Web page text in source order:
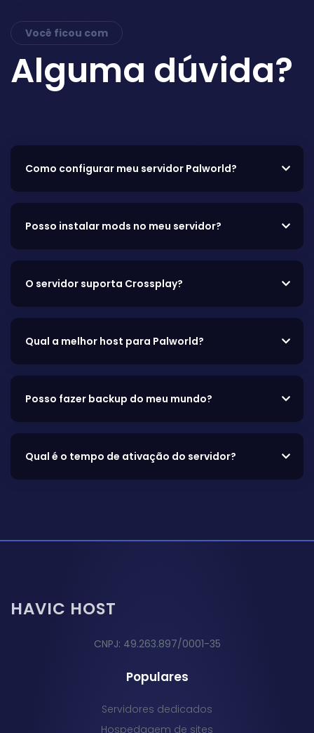
Você ficou com
Alguma dúvida?
Como configurar meu servidor Palworld?
Posso instalar mods no meu servidor?
O servidor suporta Crossplay?
Qual a melhor host para Palworld?
Posso fazer backup do meu mundo?
Qual é o tempo de ativação do servidor?
HAVIC HOST
CNPJ: 49.263.897/0001-35
Populares
Servidores dedicados
Hospedagem de sites